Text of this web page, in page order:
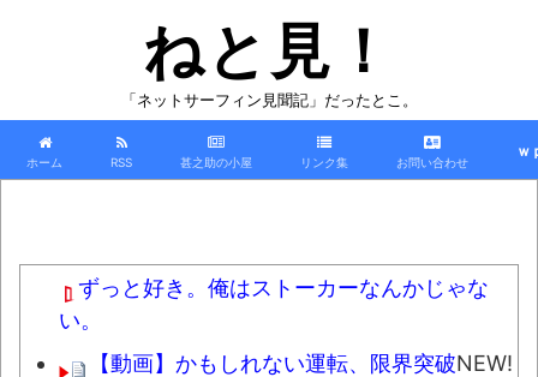
ねと見！
「ネットサーフィン見聞記」だったとこ。
ホーム RSS 甚之助の小屋 リンク集 お問い合わせ
ｗ
ずっと好き。俺はストーカーなんかじゃな
い。
【動画】かもしれない運転、限界突破NEW!